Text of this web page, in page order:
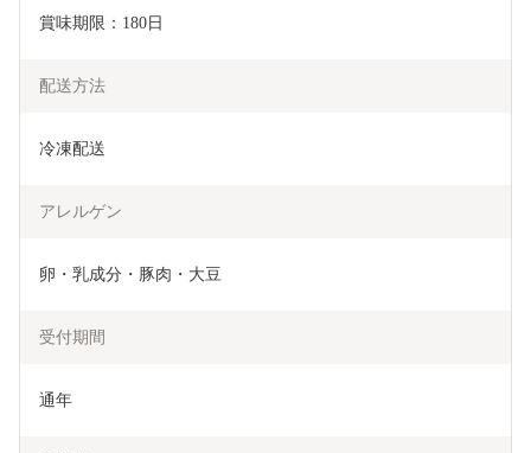
賞味期限：180日
配送方法
冷凍配送
アレルゲン
卵・乳成分・豚肉・大豆
受付期間
通年